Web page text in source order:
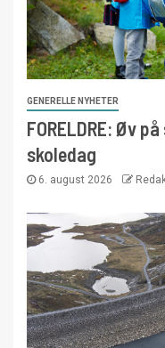
GENERELLE NYHETER
FORELDRE: Øv
skoledag
6. august 2026